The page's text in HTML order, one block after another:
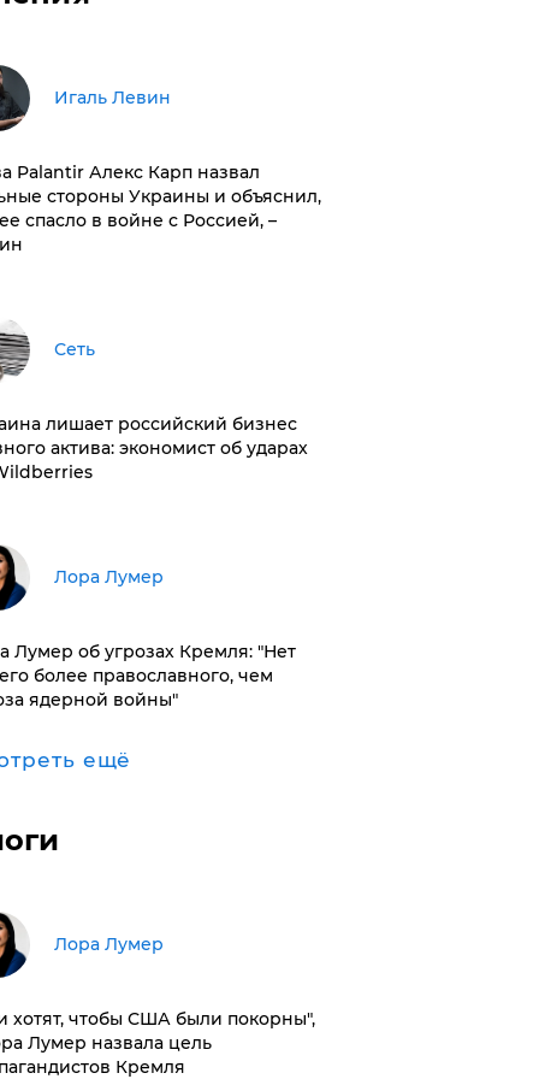
Игаль Левин
Palantir Алекс Карп назвал
стороны Украины и объяснил,
спасло в войне с Россией, –
Сеть
лишает российский бизнес
актива: экономист об ударах
​Лора Лумер
Лумер об угрозах Кремля: "Нет
более православного, чем
ядерной войны"
ещё
​Лора Лумер
хотят, чтобы США были покорны",
Лумер назвала цель
Кремля